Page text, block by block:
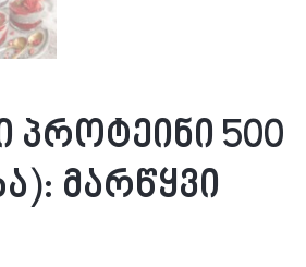
პროტეინი 500
მარწყვი